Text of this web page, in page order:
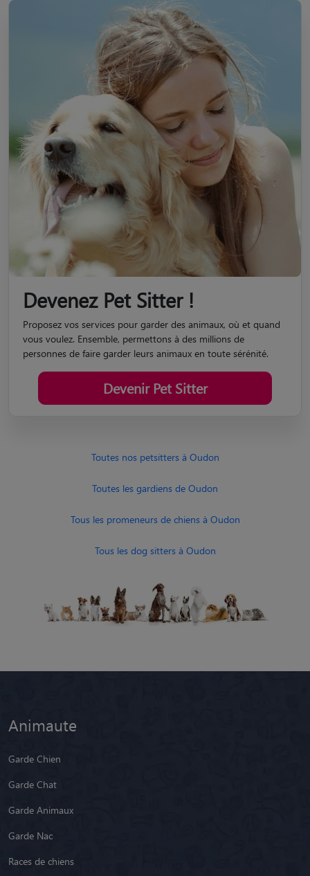
Devenez Pet Sitter !
Proposez vos services pour garder des animaux, où et quand
vous voulez. Ensemble, permettons à des millions de
personnes de faire garder leurs animaux en toute sérénité.
Devenir Pet Sitter
Toutes nos petsitters à Oudon
Toutes les gardiens de Oudon
Tous les promeneurs de chiens à Oudon
Tous les dog sitters à Oudon
Animaute
Garde Chien
Garde Chat
Garde Animaux
Garde Nac
Races de chiens